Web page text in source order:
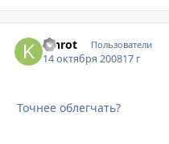
Kinrot Пользователи
14 октября 200817 г
Точнее облегчать?